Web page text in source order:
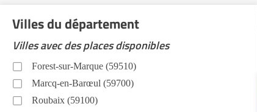
Villes du département
Villes avec des places disponibles
Forest-sur-Marque (59510)
Marcq-en-Barœul (59700)
Roubaix (59100)